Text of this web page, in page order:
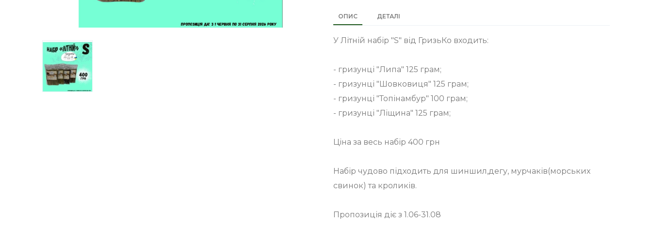
ОПИС ДЕТАЛІ
У Літній набір "S" від ГризьКо входить:
- гризунці "Липа" 125 грам;
- гризунці "Шовковиця" 125 грам;
- гризунці "Топінамбур" 100 грам;
- гризунці "Ліщина" 125 грам;
Ціна за весь набір 400 грн
Набір чудово підходить для шиншил,дегу, мурчаків(морських
свинок) та кроликів.
Пропозиція діє з 1.06-31.08